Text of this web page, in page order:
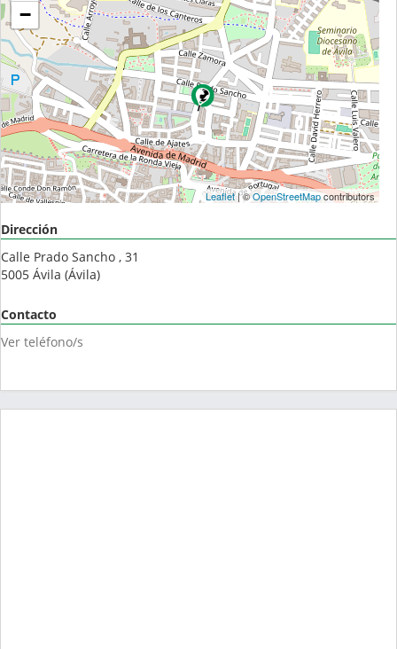
−
Leaflet| ©OpenStreetMapcontributors
Dirección
Calle Prado Sancho , 31
5005 Ávila (Ávila)
Contacto
Ver teléfono/s